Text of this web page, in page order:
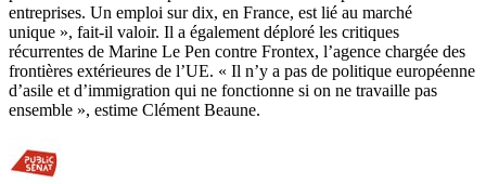
entreprises. Un emploi sur dix, en France, est lié au marché
unique », fait-il valoir. Il a également déploré les critiques
récurrentes de Marine Le Pen contre Frontex, l’agence chargée des
frontières extérieures de l’UE. « Il n’y a pas de politique européenne
d’asile et d’immigration qui ne fonctionne si on ne travaille pas
ensemble », estime Clément Beaune.